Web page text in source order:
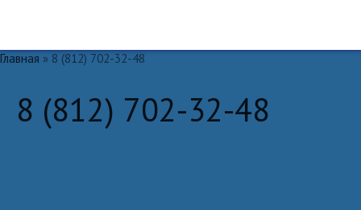
Каталог
Главная » 8 (812) 702-32-48
8 (812) 702-32-48